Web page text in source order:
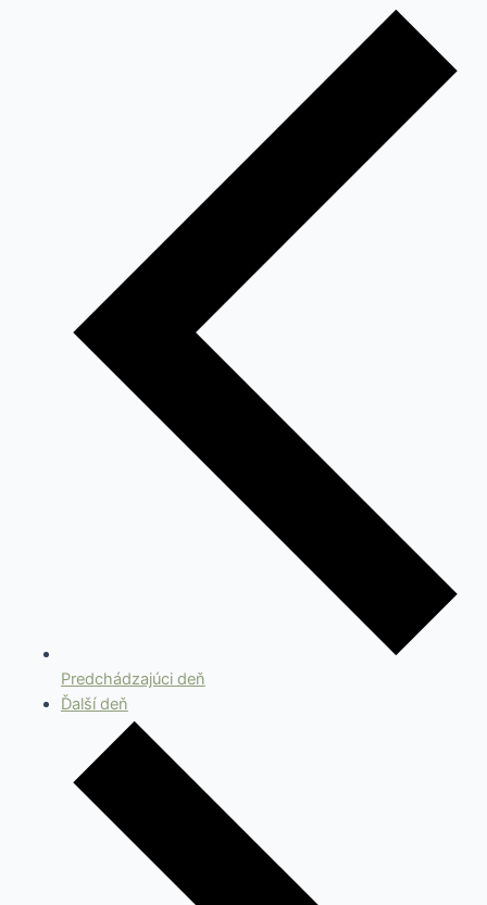
Predchádzajúci deň
Ďalší deň